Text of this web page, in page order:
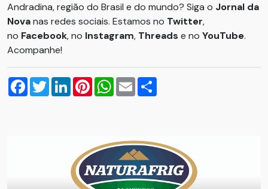
Andradina, região do Brasil e do mundo? Siga o Jornal da
Novanas redes sociais. Estamos no Twitter,
no Facebook, no Instagram, Threads e no YouTube.
Acompanhe!
Facebook
TwitterLinkedInPinterestWhatsApp
Email